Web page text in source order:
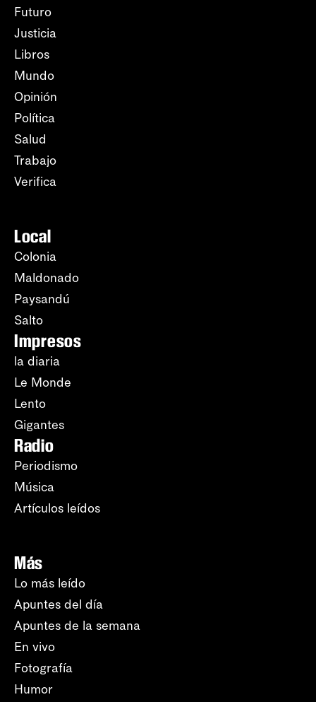
Futuro
Justicia
Libros
Mundo
Opinión
Política
Salud
Trabajo
Verifica
Local
Colonia
Maldonado
Paysandú
Salto
Impresos
la diaria
Le Monde
Lento
Gigantes
Radio
Periodismo
Música
Artículos leídos
Más
Lo más leído
Apuntes del día
Apuntes de la semana
En vivo
Fotografía
Humor